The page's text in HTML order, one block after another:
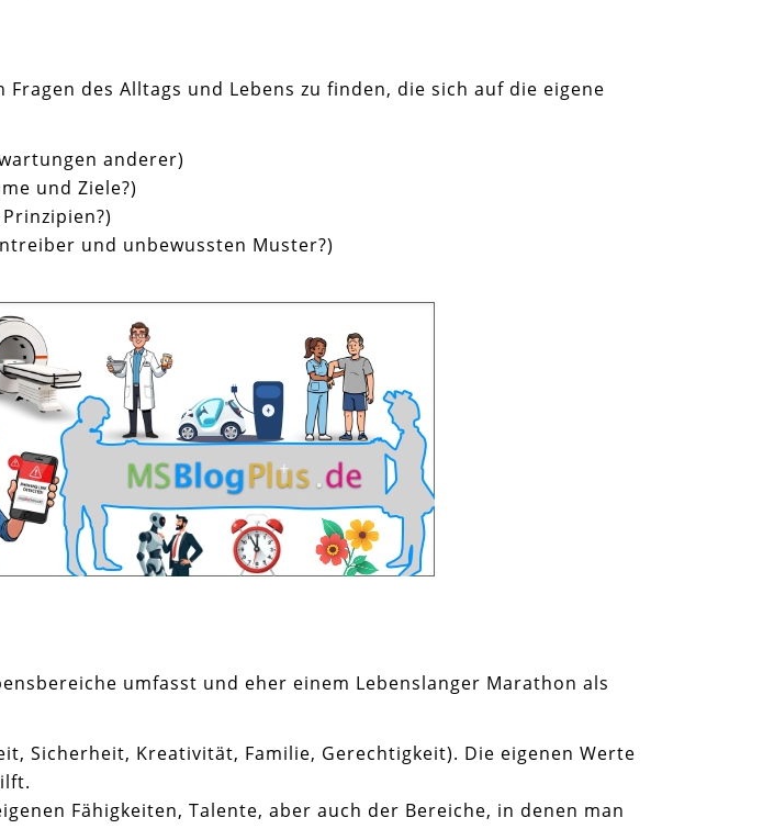
des Alltags und Lebens zu finden, die sich auf die eigene
anderer)
und Ziele?)
und unbewussten Muster?)
umfasst und eher einem Lebenslanger Marathon als
Sicherheit, Kreativität, Familie, Gerechtigkeit). Die eigenen Werte
Fähigkeiten, Talente, aber auch der Bereiche, in denen man